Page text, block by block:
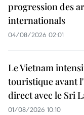
progression des
internationals
04/08/2026 02:01
Le Vietnam
touristique avant
direct avec le Sri
01/08/2026 10:10